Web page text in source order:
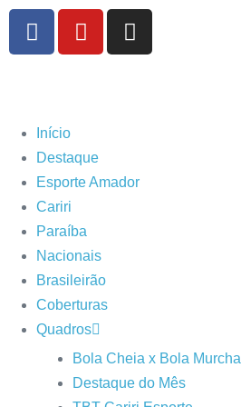
Início
Destaque
Esporte Amador
Cariri
Paraíba
Nacionais
Brasileirão
Coberturas
Quadros
Bola Cheia x Bola Murcha
Destaque do Mês